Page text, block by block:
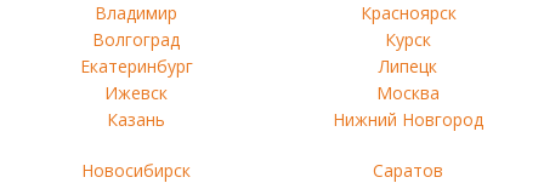
Владимир
Волгоград
Екатеринбург
Ижевск
Казань
Красноярск
Курск
Липецк
Москва
Нижний Новгород
Новосибирск
Саратов